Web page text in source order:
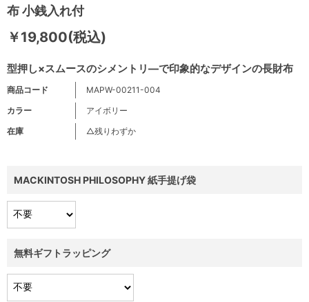
布 小銭入れ付
型押し×スムースのシメントリ―で印象的なデザインの長財布
￥19,800(税込)
商品コード
MAPW-00211-004
カラー
アイボリー
在庫
△残りわずか
MACKINTOSH PHILOSOPHY 紙手提げ袋
無料ギフトラッピング